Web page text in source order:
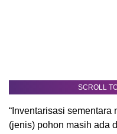
SCROLL
“Inventarisasi
(jenis) pohon masih ada